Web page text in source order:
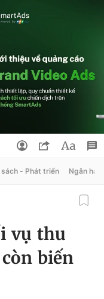
sách - Phát triển Ngân
vụ thu
biến